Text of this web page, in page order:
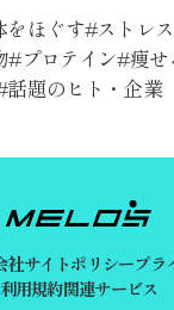
をほぐす ストレ
プロテイン 痩せ
話題のヒト・企業
社サイトポリシープラ
利用規約関連サービス